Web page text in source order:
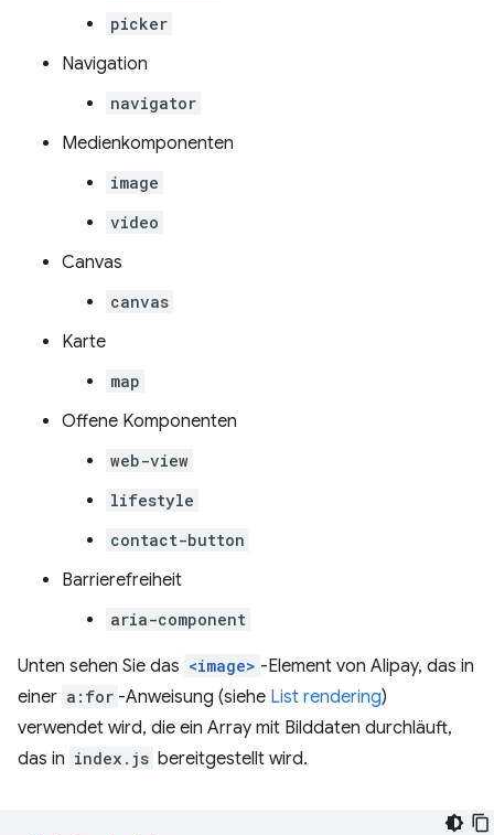
picker
Navigation
navigator
Medienkomponenten
image
video
Canvas
canvas
Karte
map
Offene Komponenten
web-view
lifestyle
contact-button
Barrierefreiheit
aria-component
Unten sehen Sie das <image> -Element von Alipay, das in
einer a:for -Anweisung (siehe List rendering)
verwendet wird, die ein Array mit Bilddaten durchläuft,
das in index.js bereitgestellt wird.